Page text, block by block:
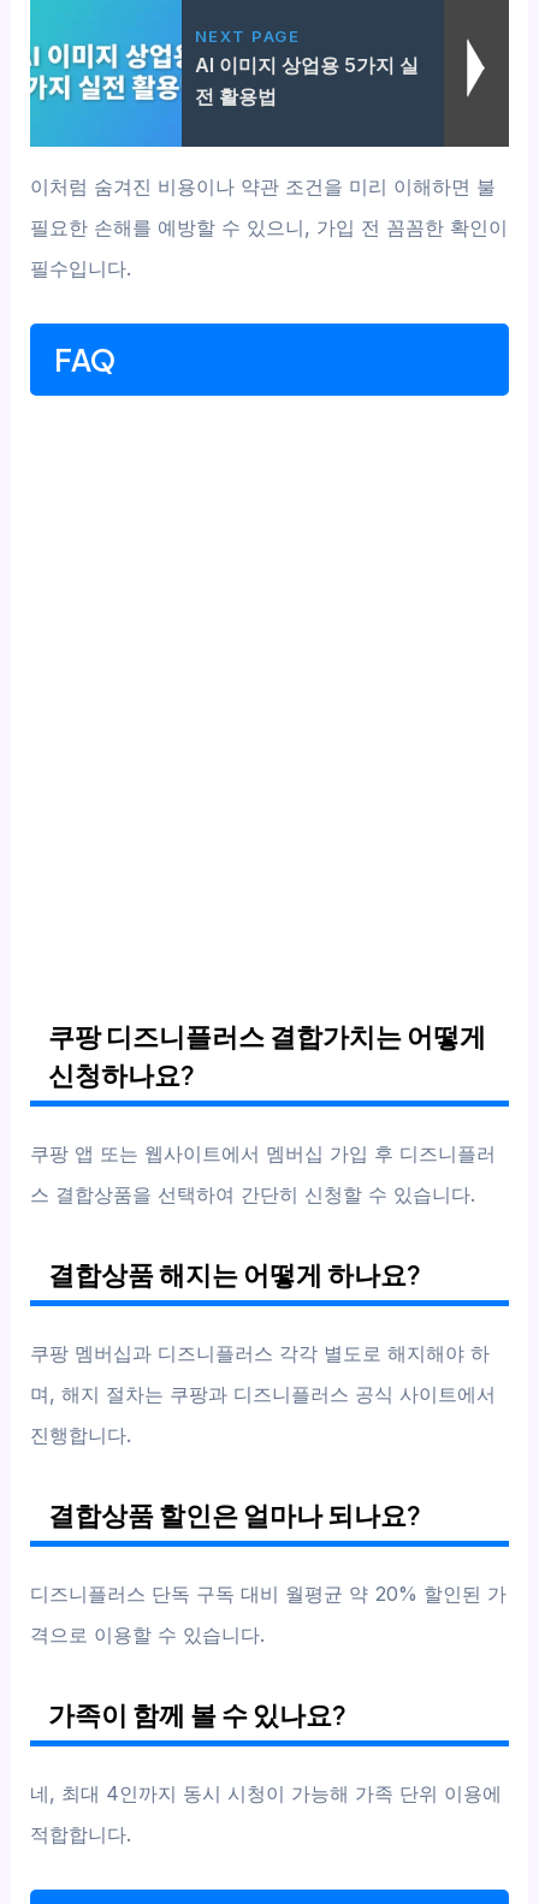
NEXT PAGE
AI 이미지 상업용 5가지 실
전 활용법
이처럼 숨겨진 비용이나 약관 조건을 미리 이해하면 불
필요한 손해를 예방할 수 있으니, 가입 전 꼼꼼한 확인이
필수입니다.
FAQ
쿠팡 디즈니플러스 결합가치는 어떻게
신청하나요?
쿠팡 앱 또는 웹사이트에서 멤버십 가입 후 디즈니플러
스 결합상품을 선택하여 간단히 신청할 수 있습니다.
결합상품 해지는 어떻게 하나요?
쿠팡 멤버십과 디즈니플러스 각각 별도로 해지해야 하
며, 해지 절차는 쿠팡과 디즈니플러스 공식 사이트에서
진행합니다.
결합상품 할인은 얼마나 되나요?
디즈니플러스 단독 구독 대비 월평균 약 20% 할인된 가
격으로 이용할 수 있습니다.
가족이 함께 볼 수 있나요?
네, 최대 4인까지 동시 시청이 가능해 가족 단위 이용에
적합합니다.